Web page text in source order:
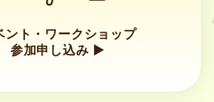
ント・ワークショップ
参加申し込み ▶︎